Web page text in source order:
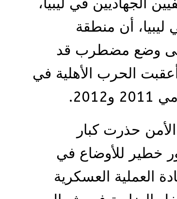
أن منطقة
على وضع مضطرب قد
الحرب الأهلية في
حذرت كبار
خطير للأوضاع في
العملية العسكرية